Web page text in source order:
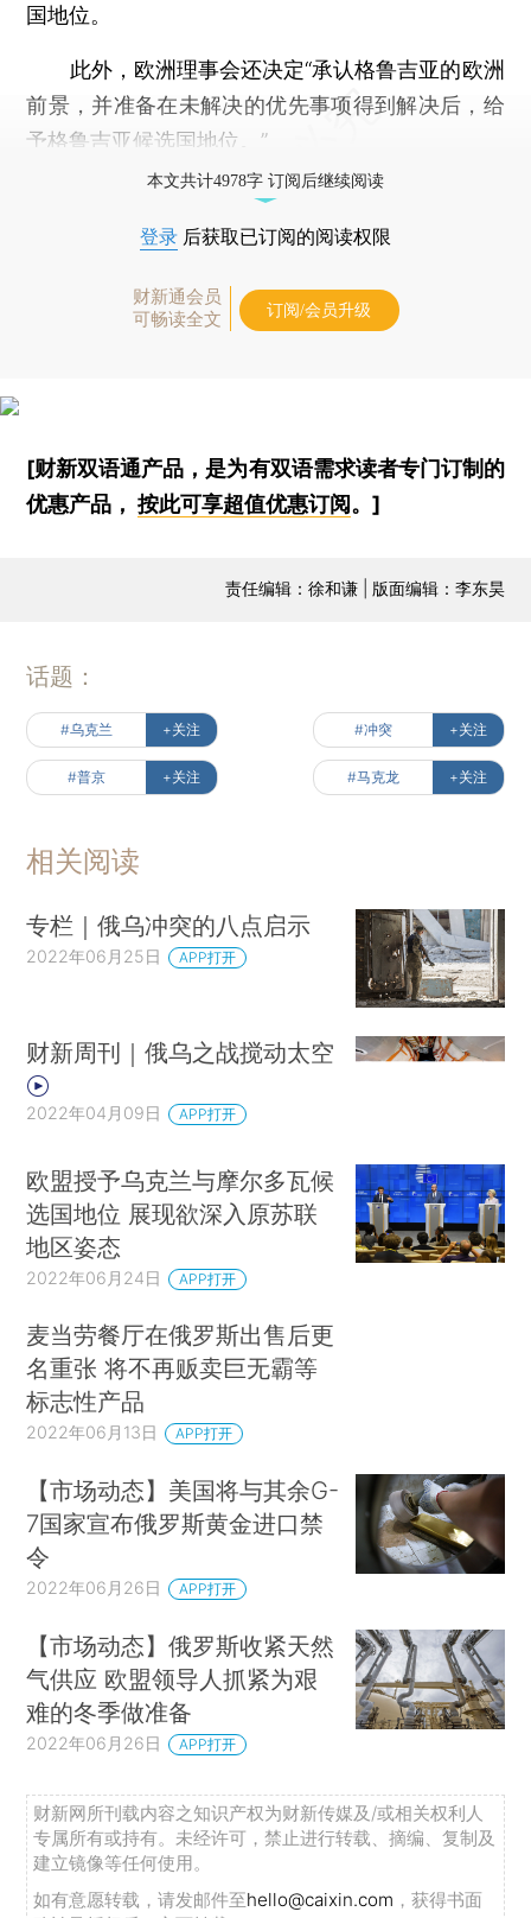
国地位。
此外，欧洲理事会还决定“承认格鲁吉亚的欧洲
前景，并准备在未解决的优先事项得到解决后，给
予格鲁吉亚候选国地位。”
本文共计4978字 订阅后继续阅读
登录 后获取已订阅的阅读权限
财新通会员
可畅读全文
订阅/会员升级
[财新双语通产品，是为有双语需求读者专门订制的
优惠产品，按此可享超值优惠订阅 。]
责任编辑：徐和谦 | 版面编辑：李东昊
话题：
#乌克兰 +关注 #冲突 +关注
#普京 +关注 #马克龙 +关注
相关阅读
专栏｜俄乌冲突的八点启示
2022年06月25日 APP打开
财新周刊｜俄乌之战搅动太空
2022年04月09日 APP打开
欧盟授予乌克兰与摩尔多瓦候
选国地位 展现欲深入原苏联
地区姿态
2022年06月24日 APP打开
麦当劳餐厅在俄罗斯出售后更
名重张 将不再贩卖巨无霸等
标志性产品
2022年06月13日 APP打开
【市场动态】美国将与其余G-
7国家宣布俄罗斯黄金进口禁
令
2022年06月26日 APP打开
【市场动态】俄罗斯收紧天然
气供应 欧盟领导人抓紧为艰
难的冬季做准备
2022年06月26日 APP打开
财新网所刊载内容之知识产权为财新传媒及/或相关权利人
专属所有或持有。未经许可，禁止进行转载、摘编、复制及
建立镜像等任何使用。
如有意愿转载，请发邮件至hello@caixin.com ，获得书面